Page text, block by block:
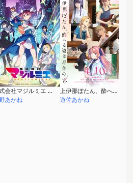
株式会社マジルミエ 第2期
あかね
上伊那ぼたん、酔へる姿は百合の花
遊佐あかね